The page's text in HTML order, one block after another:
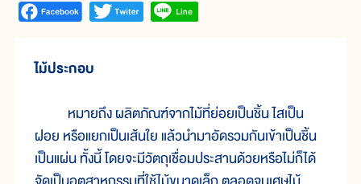
ไม้ประกอบ
หมายถึง ผลิตภัณฑ์จากไม้ที่ย่อยเป็นชิ้น ไสเป็น
ฝอย หรือแยกเป็นเส้นใย แล้วนำมาอัดรวมกันเข้าเป็นชิ้น
เป็นแผ่น ทั้งนี้ โดยจะมีวัตถุเชื่อมประสานด้วยหรือไม่ก็ได้